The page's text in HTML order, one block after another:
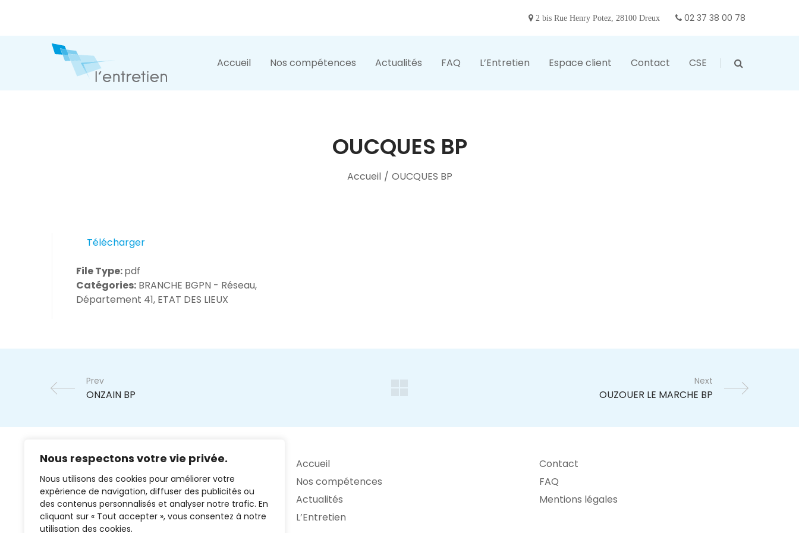
Nous respectons votre vie privée.
Nous utilisons des cookies pour améliorer votre
expérience de navigation, diffuser des publicités ou
des contenus personnalisés et analyser notre trafic. En
cliquant sur « Tout accepter », vous consentez à notre
utilisation des cookies.
2 bis Rue Henry Potez, 28100 Dreux 02 37 38 00 78
Accueil Nos compétences Actualités FAQ L’Entretien Espace client Contact CSE
OUCQUES BP
Accueil / OUCQUES BP
Télécharger
File Type:pdf
Catégories: BRANCHE BGPN - Réseau,
Département 41, ETAT DES LIEUX
Prev Next
02 37 38 00 78
Accueil
Nos compétences
Actualités
L’Entretien
Contact
FAQ
Mentions légales